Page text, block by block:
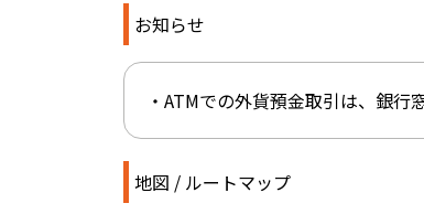
お知らせ
・ATMでの外貨預金取引は、銀行
地図 / ルートマップ